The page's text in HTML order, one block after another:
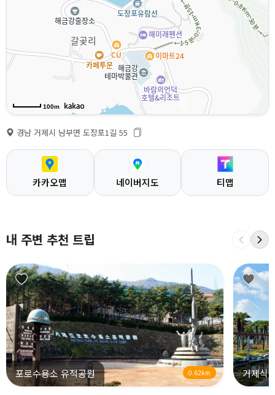
100m
경남 거제시 남부면 도장포1길 55
카카오맵 네이버지도 티맵
내 주변 추천 트립
포로수용소 유적공원 0.62km 거제식